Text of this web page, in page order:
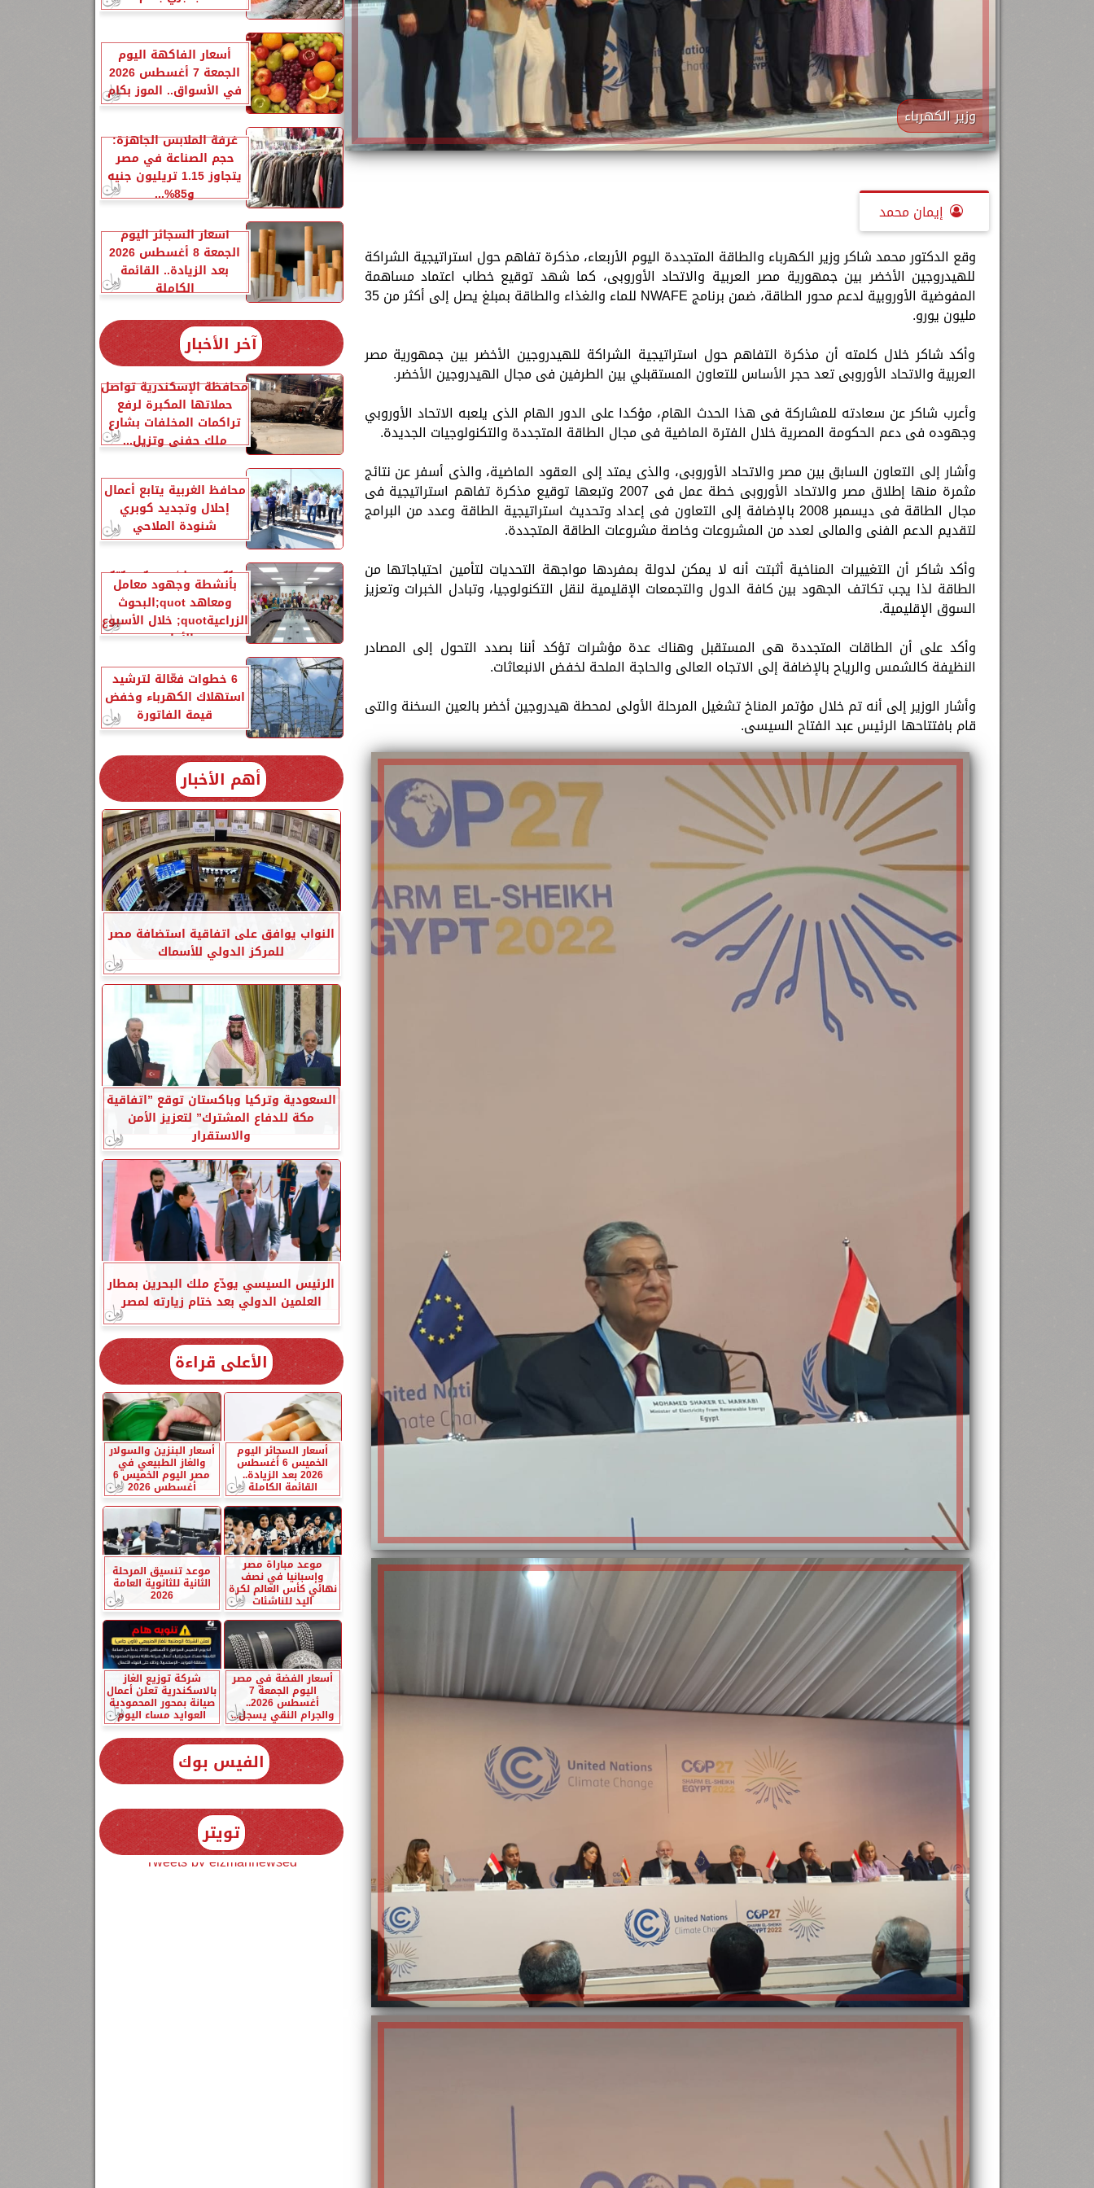
وزير الكهرباء
إيمان محمد
وقع الدكتور محمد شاكر وزير الكهرباء والطاقة المتجددة اليوم الأربعاء، مذكرة تفاهم حول استراتيجية الشراكة
للهيدروجين الأخضر بين جمهورية مصر العربية والاتحاد الأوروبى، كما شهد توقيع خطاب اعتماد مساهمة
المفوضية الأوروبية لدعم محور الطاقة، ضمن برنامج NWAFE للماء والغذاء والطاقة بمبلغ يصل إلى أكثر من 35
مليون يورو.
وأكد شاكر خلال كلمته أن مذكرة التفاهم حول استراتيجية الشراكة للهيدروجين الأخضر بين جمهورية مصر
العربية والاتحاد الأوروبى تعد حجر الأساس للتعاون المستقبلي بين الطرفين فى مجال الهيدروجين الأخضر.
وأعرب شاكر عن سعادته للمشاركة فى هذا الحدث الهام، مؤكدا على الدور الهام الذى يلعبه الاتحاد الأوروبي
وجهوده فى دعم الحكومة المصرية خلال الفترة الماضية فى مجال الطاقة المتجددة والتكنولوجيات الجديدة.
وأشار إلى التعاون السابق بين مصر والاتحاد الأوروبى، والذى يمتد إلى العقود الماضية، والذى أسفر عن نتائج
مثمرة منها إطلاق مصر والاتحاد الأوروبى خطة عمل فى 2007 وتبعها توقيع مذكرة تفاهم استراتيجية فى
مجال الطاقة فى ديسمبر 2008 بالإضافة إلى التعاون فى إعداد وتحديث استراتيجية الطاقة وعدد من البرامج
لتقديم الدعم الفنى والمالى لعدد من المشروعات وخاصة مشروعات الطاقة المتجددة.
وأكد شاكر أن التغييرات المناخية أثبتت أنه لا يمكن لدولة بمفردها مواجهة التحديات لتأمين احتياجاتها من
الطاقة لذا يجب تكاتف الجهود بين كافة الدول والتجمعات الإقليمية لنقل التكنولوجيا، وتبادل الخبرات وتعزيز
السوق الإقليمية.
وأكد على أن الطاقات المتجددة هى المستقبل وهناك عدة مؤشرات تؤكد أننا بصدد التحول إلى المصادر
النظيفة كالشمس والرياح بالإضافة إلى الاتجاه العالى والحاجة الملحة لخفض الانبعاثات.
وأشار الوزير إلى أنه تم خلال مؤتمر المناخ تشغيل المرحلة الأولى لمحطة هيدروجين أخضر بالعين السخنة والتى
قام بافتتاحها الرئيس عبد الفتاح السيسى.
أسعار الفاكهة اليوم
الجمعة 7 أغسطس 2026
في الأسواق.. الموز بكام
غرفة الملابس الجاهزة:
حجم الصناعة في مصر
يتجاوز 1.15 تريليون جنيه
و85%...
أسعار السجائر اليوم
الجمعة 8 أغسطس 2026
بعد الزيادة.. القائمة
الكاملة
آخر الأخبار
محافظة الإسكندرية تواصل
حملاتها المكبرة لرفع
تراكمات المخلفات بشارع
ملك حفني وتزيل...
محافظ الغربية يتابع أعمال
إحلال وتجديد كوبري
شنودة الملاحي
الزراعةquot; تنشر تقريرًا
بأنشطة وجهود معامل
ومعاهد quot;البحوث
الزراعيةquot; خلال الأسبوع
الأول...
6 خطوات فعّالة لترشيد
استهلاك الكهرباء وخفض
قيمة الفاتورة
أهم الأخبار
النواب يوافق على اتفاقية استضافة مصر
للمركز الدولي للأسماك
السعودية وتركيا وباكستان توقع ”اتفاقية
مكة للدفاع المشترك” لتعزيز الأمن
والاستقرار
الرئيس السيسي يودّع ملك البحرين بمطار
العلمين الدولي بعد ختام زيارته لمصر
الأعلى قراءة
أسعار السجائر اليوم
الخميس 6 أغسطس
2026 بعد الزيادة..
القائمة الكاملة
أسعار البنزين والسولار
والغاز الطبيعي في
مصر اليوم الخميس 6
أغسطس 2026
موعد مباراة مصر
وإسبانيا في نصف
نهائي كأس العالم لكرة
اليد للناشئات
موعد تنسيق المرحلة
الثانية للثانوية العامة
2026
أسعار الفضة في مصر
اليوم الجمعة 7
أغسطس 2026..
والجرام النقي يسجل...
شركة توزيع الغاز
بالاسكندرية تعلن أعمال
صيانة بمحور المحمودية
العوايد مساء اليوم
الفيس بوك
تويتر
Tweets by elzmannewseg